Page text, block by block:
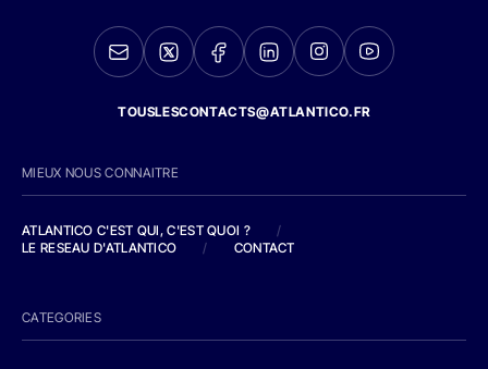
TOUSLESCONTACTS@ATLANTICO.FR
MIEUX NOUS CONNAITRE
ATLANTICO C'EST QUI, C'EST QUOI ?
/
LE RESEAU D'ATLANTICO
/ CONTACT
CATEGORIES